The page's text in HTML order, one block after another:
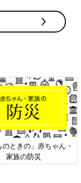
のときの」赤ちゃん・
家族の防災